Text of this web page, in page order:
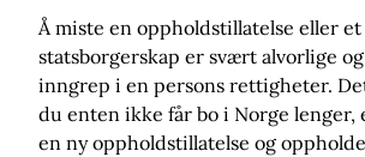
Å miste en oppholdstillatelse eller et
statsborgerskap er svært alvorlige
inngrep i en persons rettigheter.
du enten ikke får bo i Norge lenger,
en ny oppholdstillatelse og